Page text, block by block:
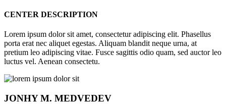
CENTER DESCRIPTION
Lorem ipsum dolor sit amet, consectetur adipiscing elit. Phasellus
porta erat nec aliquet egestas. Aliquam blandit neque urna, at
pretium leo adipiscing vitae. Fusce sagittis odio quam, sed auctor leo
luctus vel. Aenean consectetu.
JONHYM. MEDVEDEV